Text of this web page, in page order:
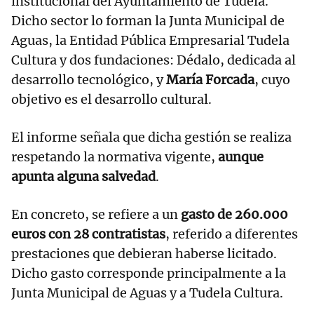
Dicho sector lo forman la Junta Municipal de
Aguas, la Entidad Pública Empresarial Tudela
Cultura y dos fundaciones: Dédalo, dedicada al
desarrollo tecnológico, yMaría Forcada, cuyo
objetivo es el desarrollo cultural.
El informe señala que dicha gestión se realiza
respetando la normativa vigente, aunque
apunta alguna salvedad.
En concreto, se refiere a un gasto de 260.000
euros con 28 contratistas, referido a diferentes
prestaciones que debieran haberse licitado.
Dicho gasto corresponde principalmente a la
Junta Municipal de Aguas y a Tudela Cultura.